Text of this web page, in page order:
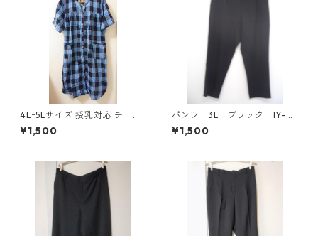
4Lｰ5Lサイズ 授乳対応 チェッ
ク柄 半袖ルームウェア マタニ
ティ ブルー系/グレー ◆KIY-1
¥1,500
パンツ 3L ブラック IY-45
25
¥1,500